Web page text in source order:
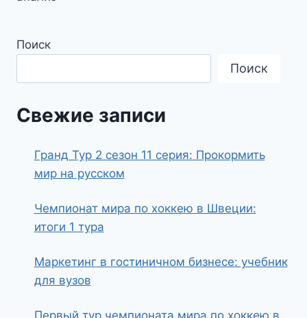
Поиск
Поиск
Свежие записи
Гранд Тур 2 сезон 11 серия: Прокормить
мир на русском
Чемпионат мира по хоккею в Швеции:
итоги 1 тура
Маркетинг в гостиничном бизнесе: учебник
для вузов
Первый тур чемпионата мира по хоккею в